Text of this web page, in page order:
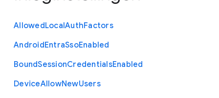
AllowedLocalAuthFactors
AndroidEntraSsoEnabled
BoundSessionCredentialsEnabled
DeviceAllowNewUsers